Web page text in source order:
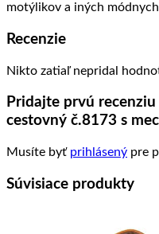
motýlikov a iných
Recenzie
Nikto zatiaľ nepridal
Pridajte prvú
cestovný č.8173 s
Musíte byť prihlásený pre
Súvisiace produkty